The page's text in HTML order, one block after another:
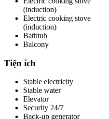
(induction)
Electric cooking stove
(induction)
Bathtub
Balcony
Tiện ích
Stable electricity
Stable water
Elevator
Security 24/7
Back-up generator